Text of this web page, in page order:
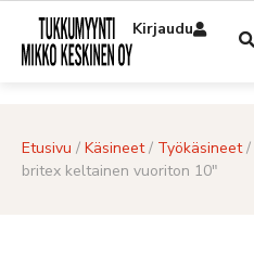
Kirjaudu
Etusivu / Käsineet/ Työkäsineet/
britex keltainen vuoriton 10″